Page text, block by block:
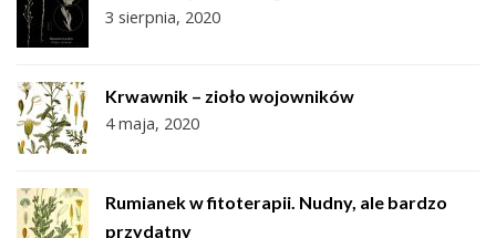
3 sierpnia, 2020
Krwawnik – zioło wojowników
4 maja, 2020
Rumianek w fitoterapii. Nudny, ale bardzo
przydatny